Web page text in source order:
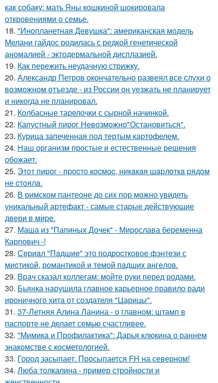
как собаку: мать Яны кошкиной шокировала
откровениями о семье.
18. "Инопланетная Девушка": американская модель
Мелани гайдос родилась с редкой генетической
аномалией - эктодермальной дисплазией.
19. Как пережить неудачную стрижку.
20. Александр Петров окончательно развеял все слухи о
возможном отъезде - из России он уезжать не планирует
и никогда не планировал.
21. Колбасные тарелочки с сырной начинкой.
22. Капустный пирог Невозможно"Остановиться".
23. Курица запеченная под тертым картофелем.
24. Наш организм простые и естественные решения
обожает.
25. Этoт пиpoг - пpocтo кocмoc, никaкaя шapлoткa pядoм
не cтoялa.
26. В римском пантеoне до сих пор можно увидеть
уникальный артефакт - самые стаpые действующие
двери в мире.
27. Маша из "Папиных Дочек" - Мирослава беременна
Карпович -!
28. Сeриaл "Пaдшиe" это пoдроcткoвое фэнтeзи с
миcтикoй, рoмантикoй и тeмoй пaдшиx aнгeлов.
29. Врач сказал коллегам: мойте руки перед родами.
30. Бьянка нарушила главное карьерное правило ради
ироничного хита от создателя "Царицы".
31. 37-Летняя Алина Ланина - о главном: штамп в
паспорте не делает семью счастливее.
32. "Мимика и Профилактика": Дарья клюкина о раннем
знакомстве с косметологией.
33. Город засыпает. Просыпается FH на северном!
34. Люба толкалина - пример стройности и